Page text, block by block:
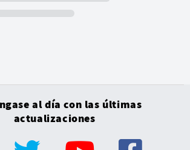
al día con las últimas
actualizaciones